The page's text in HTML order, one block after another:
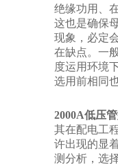
绝缘功用、
这也是确保
现象，必定
在缺点。一
度运用环境
选用前相同
2000A低压
其在配电工
许出现的显
测分析，选